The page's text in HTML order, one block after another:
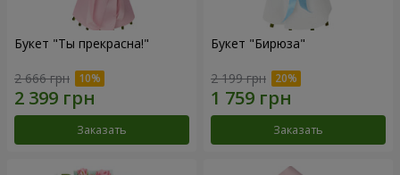
Букет "Ты прекрасна!"
2 666 грн
Заказать
Букет "Бирюза"
2 199 грн
Заказать